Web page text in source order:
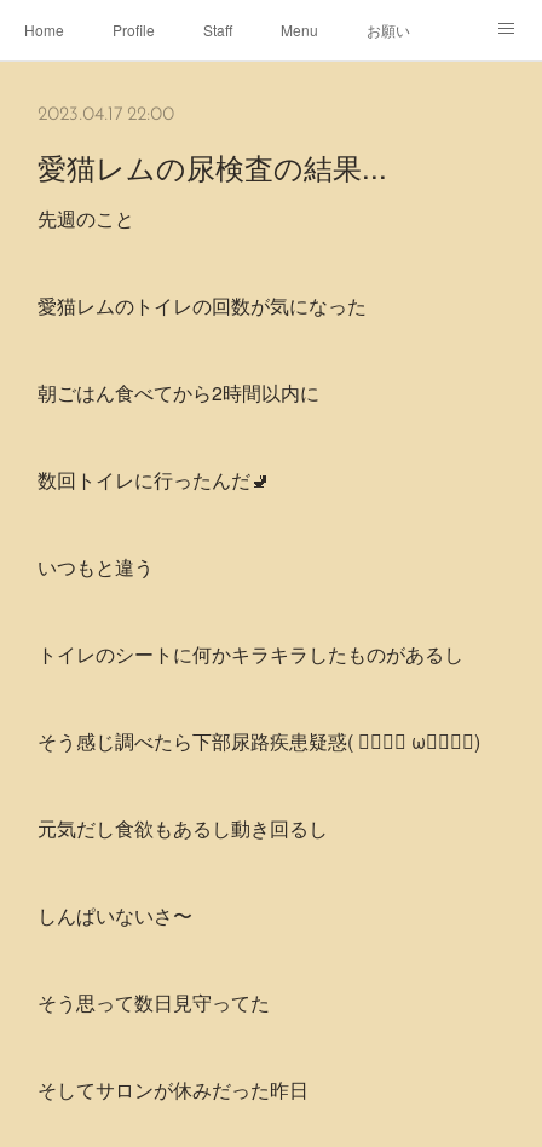
Home Profile Staff Menu お願い
2023.04.17 22:00
愛猫レムの尿検査の結果...
先週のこと
愛猫レムのトイレの回数が気になった
朝ごはん食べてから2時間以内に
数回トイレに行ったんだ‪🚽
いつもと違う
トイレのシートに何かキラキラしたものがあるし
そう感じ調べたら下部尿路疾患疑惑( ↂ⃙⃚⃛ ωↂ⃙⃚⃛)
元気だし食欲もあるし動き回るし
しんぱいないさ〜
そう思って数日見守ってた
そしてサロンが休みだった昨日